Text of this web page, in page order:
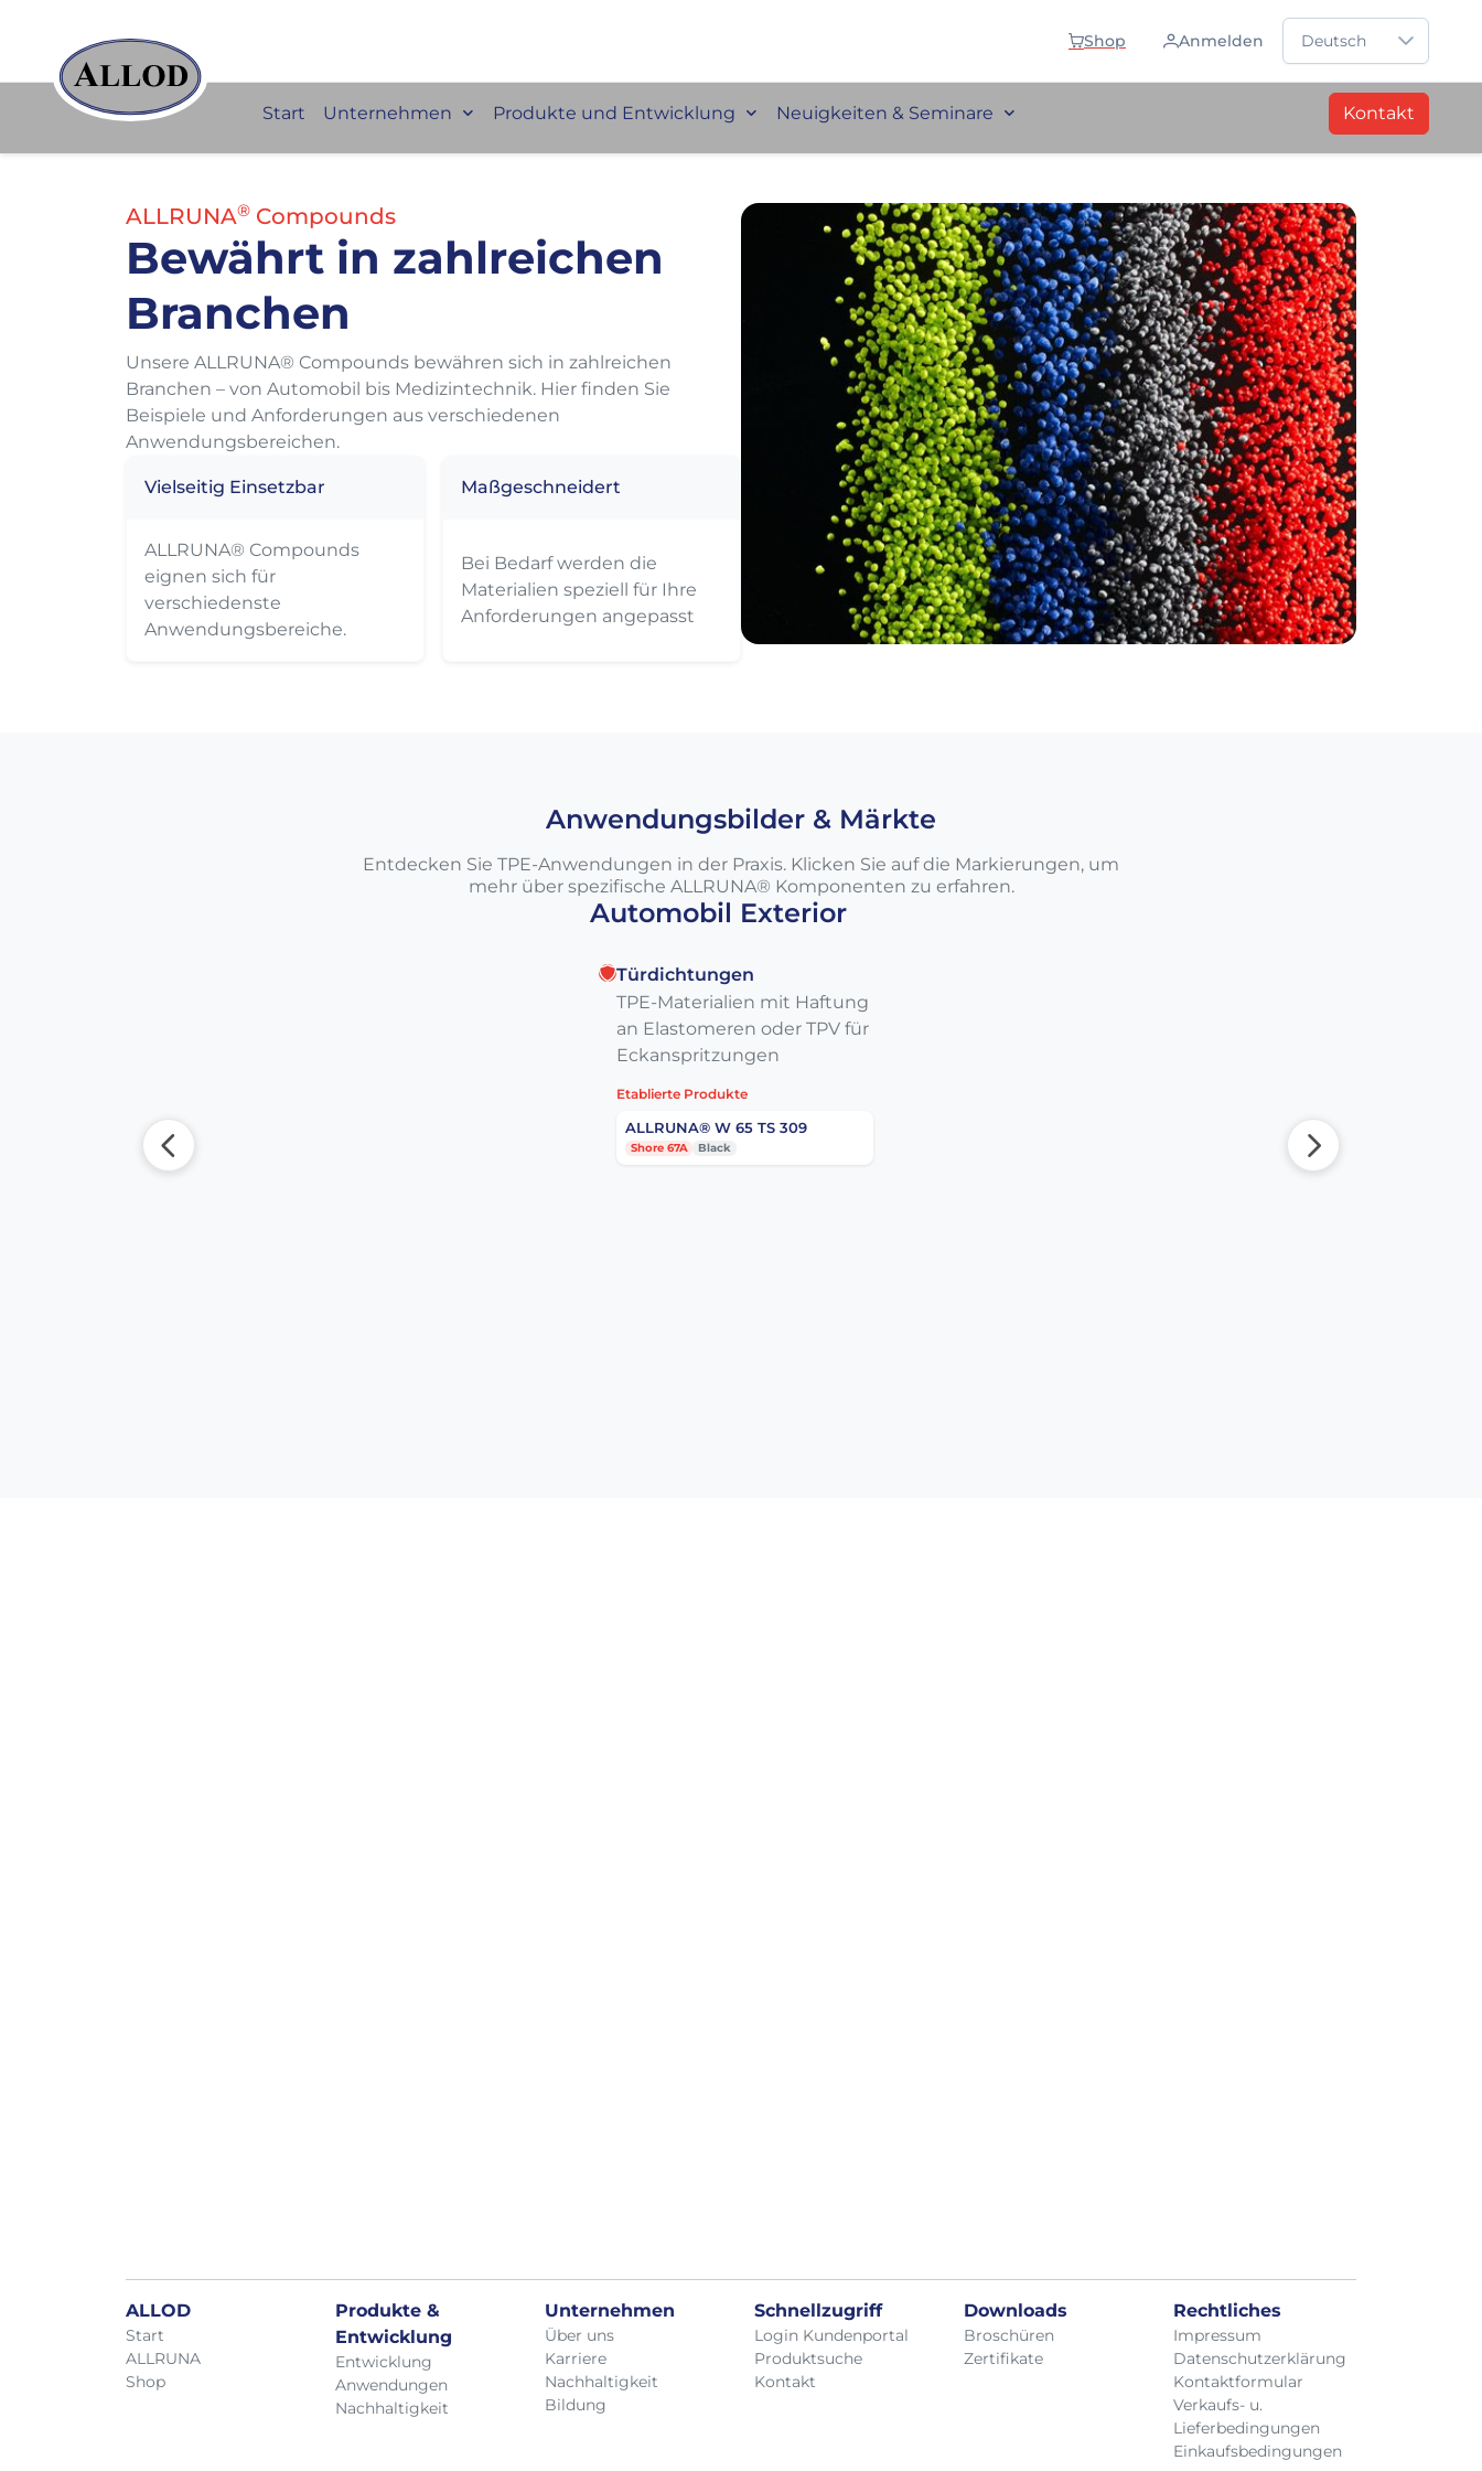
Shop Anmelden
Sprache auswählen
Deutsch
Start Unternehmen Produkte und Entwicklung Neuigkeiten & Seminare Kontakt
ALLRUNA® Compounds
Bewährt in zahlreichen
Branchen
Unsere ALLRUNA® Compounds bewähren sich in zahlreichen
Branchen – von Automobil bis Medizintechnik. Hier finden Sie
Beispiele und Anforderungen aus verschiedenen
Anwendungsbereichen.
Vielseitig Einsetzbar
ALLRUNA® Compounds
eignen sich für
verschiedenste
Anwendungsbereiche.
Maßgeschneidert
Bei Bedarf werden die
Materialien speziell für Ihre
Anforderungen angepasst
Anwendungsbilder & Märkte
Entdecken Sie TPE-Anwendungen in der Praxis. Klicken Sie auf die Markierungen, um
mehr über spezifische ALLRUNA® Komponenten zu erfahren.
Automobil Exterior
Türdichtungen
TPE-Materialien mit Haftung
an Elastomeren oder TPV für
Eckanspritzungen
Etablierte Produkte
ALLRUNA® W 65 TS 309
Shore 67A Black
ALLOD
Start
ALLRUNA
Shop
Produkte &
Entwicklung
Entwicklung
Anwendungen
Nachhaltigkeit
Unternehmen
Über uns
Karriere
Nachhaltigkeit
Bildung
Schnellzugriff
Login Kundenportal
Produktsuche
Kontakt
Downloads
Broschüren
Zertifikate
Rechtliches
Impressum
Datenschutzerklärung
Kontaktformular
Verkaufs- u.
Lieferbedingungen
Einkaufsbedingungen